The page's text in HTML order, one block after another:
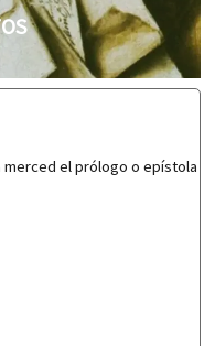
el prólogo o epístola